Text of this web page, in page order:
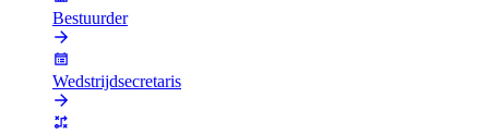
Bestuurder
Wedstrijdsecretaris